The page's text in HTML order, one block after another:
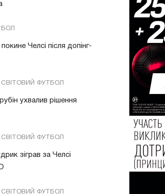
Челсі після допінг-
| СВІТОВИЙ ФУТБОЛ
ухвалив рішення
| СВІТОВИЙ ФУТБОЛ
зіграв за Челсі
| СВІТОВИЙ ФУТБОЛ